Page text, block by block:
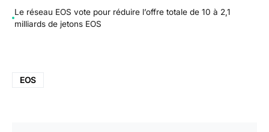
Le réseau EOS vote pour réduire l’offre totale de 10 à 2,1
milliards de jetons EOS
EOS